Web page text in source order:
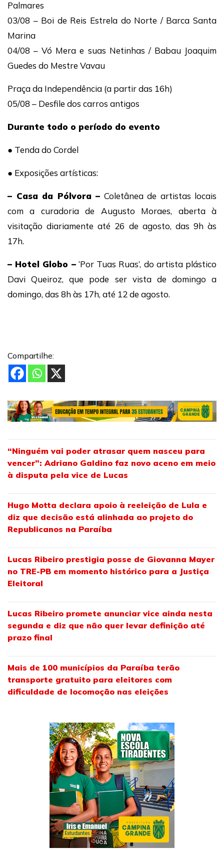
Palmares
03/08 – Boi de Reis Estrela do Norte / Barca Santa
Marina
04/08 – Vó Mera e suas Netinhas / Babau Joaquim
Guedes do Mestre Vavau
Praça da Independência (a partir das 16h)
05/08 – Desfile dos carros antigos
Durante todo o período do evento
● Tenda do Cordel
● Exposições artísticas:
– Casa da Pólvora – Coletânea de artistas locais
com a curadoria de Augusto Moraes, aberta à
visitação diariamente até 26 de agosto, das 9h às
17h.
– Hotel Globo –‘Por Tuas Ruas’, do artista plástico
Davi Queiroz, que pode ser vista de domingo a
domingo, das 8h às 17h, até 12 de agosto.
Compartilhe:
“Ninguém vai poder atrasar quem nasceu para
vencer”: Adriano Galdino faz novo aceno em meio
à disputa pela vice de Lucas
Hugo Motta declara apoio à reeleição de Lula e
diz que decisão está alinhada ao projeto do
Republicanos na Paraíba
Lucas Ribeiro prestigia posse de Giovanna Mayer
no TRE-PB em momento histórico para a Justiça
Eleitoral
Lucas Ribeiro promete anunciar vice ainda nesta
segunda e diz que não quer levar definição até
prazo final
Mais de 100 municípios da Paraíba terão
transporte gratuito para eleitores com
dificuldade de locomoção nas eleições